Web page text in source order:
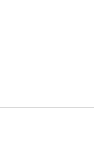
지, 지구온난화